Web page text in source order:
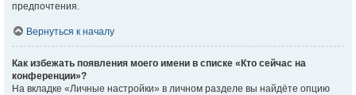
предпочтения.
Вернуться к началу
Как избежать появления моего имени в списке «Кто сейчас на
конференции»?
На вкладке «Личные настройки» в личном разделе вы найдёте опцию